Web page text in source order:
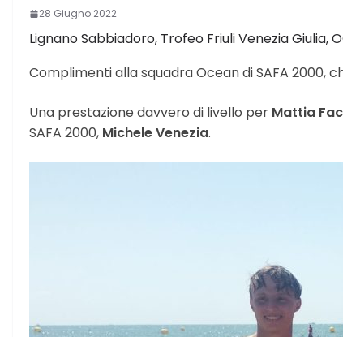
28 Giugno 2022
Lignano Sabbiadoro, Trofeo Friuli Venezia Giulia,
Complimenti alla squadra Ocean di SAFA 2000,
Una prestazione davvero di livello per Mattia
SAFA 2000, Michele Venezia.